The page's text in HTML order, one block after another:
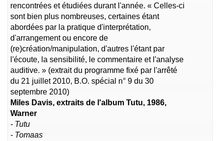
rencontrées et étudiées durant l'année. « Celles-ci
sont bien plus nombreuses, certaines étant
abordées par la pratique d'interprétation,
d'arrangement ou encore de
(re)création/manipulation, d'autres l'étant par
l'écoute, la sensibilité, le commentaire et l'analyse
auditive. » (extrait du programme fixé par l'arrêté
du 21 juillet 2010, B.O. spécial n° 9 du 30
septembre 2010)
Miles Davis, extraits de l'album Tutu, 1986,
Warner
- Tutu
- Tomaas